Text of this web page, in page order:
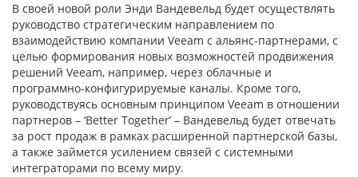
В своей новой роли Энди Вандевельд будет осуществлять
руководство стратегическим направлением по
взаимодействию компании Veeam с альянс-партнерами, с
целью формирования новых возможностей продвижения
решений Veeam, например, через облачные и
программно-конфигурируемые каналы. Кроме того,
руководствуясь основным принципом Veeam в отношении
партнеров – ‘Better Together’ – Вандевельд будет отвечать
за рост продаж в рамках расширенной партнерской базы,
а также займется усилением связей с системными
интеграторами по всему миру.